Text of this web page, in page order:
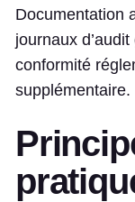
Documentation
journaux
conformité
supplémentaire.